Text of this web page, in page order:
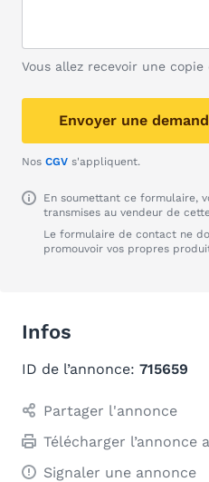
Vous allez recevoir une
Envoyer une
Nos CGV s'appliquent.
En soumettant ce formulaire,
transmises au vendeur de
Le formulaire de contact ne
promouvoir vos propres
Infos
ID de l’annonce: 715659
Partager l'annonce
Télécharger l’annonce
Signaler une annonce